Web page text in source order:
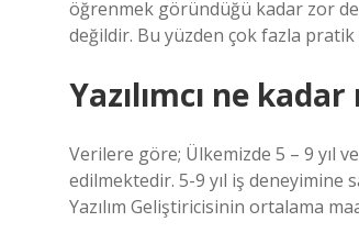
öğrenmek göründüğü kadar zor
değildir. Bu yüzden çok fazla pratik
Yazılımcı ne
Verilere göre; Ülkemizde 5 – 9 yıl
edilmektedir. 5-9 yıl iş deneyimine
Yazılım Geliştiricisinin ortalama